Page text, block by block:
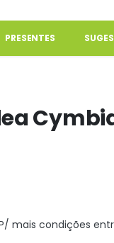
PRESENTES
mais condições